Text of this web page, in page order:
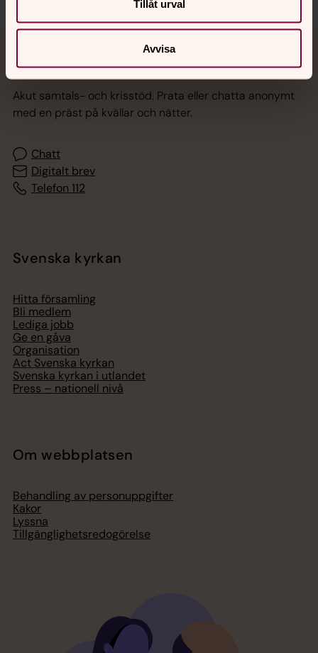
Tillåt urval
Avvisa
Jourhavande präst
Akut samtals- och krisstöd. Prata eller chatta anonymt
med en präst på kvällar och nätter.
Chatt
Digitalt brev
Telefon 112
Svenska kyrkan
Hitta församling
Bli medlem
Lediga jobb
Ge en gåva
Organisation
Act Svenska kyrkan
Svenska kyrkan i utlandet
Press – nationell nivå
Om webbplatsen
Behandling av personuppgifter
Kakor
Lyssna
Tillgänglighetsredogörelse